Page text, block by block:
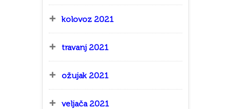
kolovoz 2021
travanj 2021
ožujak 2021
veljača 2021